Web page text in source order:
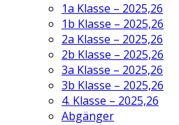
1a Klasse – 2025,26
1b Klasse – 2025,26
2a Klasse – 2025,26
2b Klasse – 2025,26
3a Klasse – 2025,26
3b Klasse – 2025,26
4. Klasse – 2025,26
Abgänger